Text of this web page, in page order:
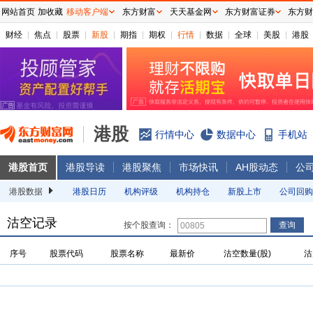
财经 焦点 股票 新股 期指 期权 行情 数据 全球 美股 港股
港股 行情中心 数据中心 手机站
港股首页 港股导读 港股聚焦 市场快讯 AH股动态 公
港股数据 港股日历 机构评级 机构持仓 新股上市 公司回购
沽空记录 按个股查询：
序号 股票代码 股票名称 最新价 沽空数量(股)
网站首页 加收藏 移动客户端 东方财富 天天基金网 东方财富证券 东方